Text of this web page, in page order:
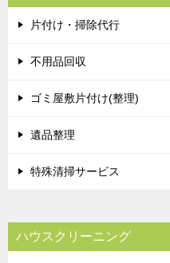
片付け・掃除代行
不用品回収
ゴミ屋敷片付け(整理)
遺品整理
特殊清掃サービス
ハウスクリーニング